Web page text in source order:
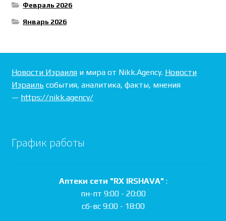
Февраль 2026
Январь 2026
Новости Израиляи мира от Nikk.Agency. Новости
Израильсобытия, аналитика, факты, мнения
— https://nikk.agency/
График работы
Аптеки сети "RX IRSHAVA" :
пн-пт 9:00 - 20:00
сб-вс 9:00 - 18:00